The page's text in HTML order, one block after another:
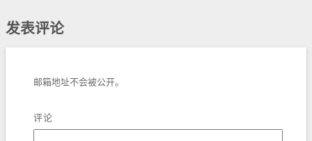
发表评论
邮箱地址不会被公开。
评论